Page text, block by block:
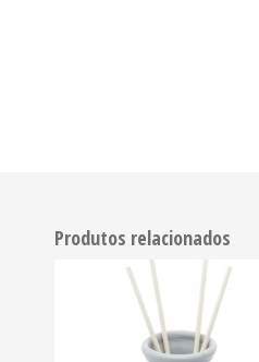
Produtos relacionados